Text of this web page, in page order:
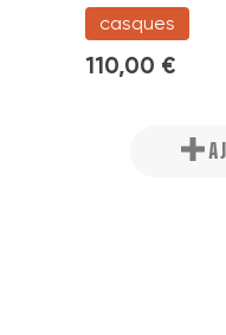
casques
110,00 €